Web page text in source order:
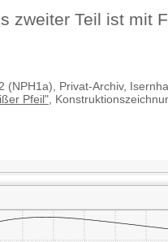
zweiter Teil ist mit
(NPH1a), Privat-Archiv,
Pfeil",